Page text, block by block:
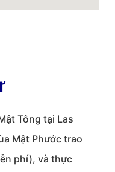
Tông tại Las
Mật Phước trao
phí), và thực